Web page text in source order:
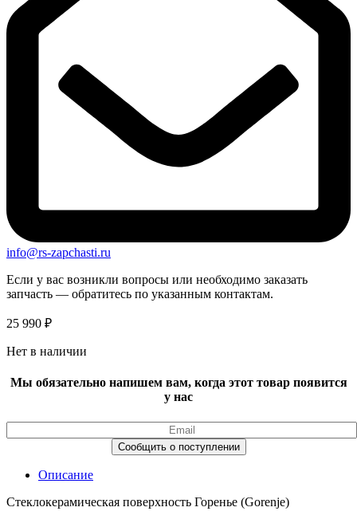
info@rs-zapchasti.ru
Если у вас возникли вопросы или необходимо заказать
запчасть — обратитесь по указанным контактам.
25 990 ₽
Нет в наличии
Мы обязательно напишем вам, когда этот товар появится
у нас
Описание
Стеклокерамическая поверхность Горенье (Gorenje)